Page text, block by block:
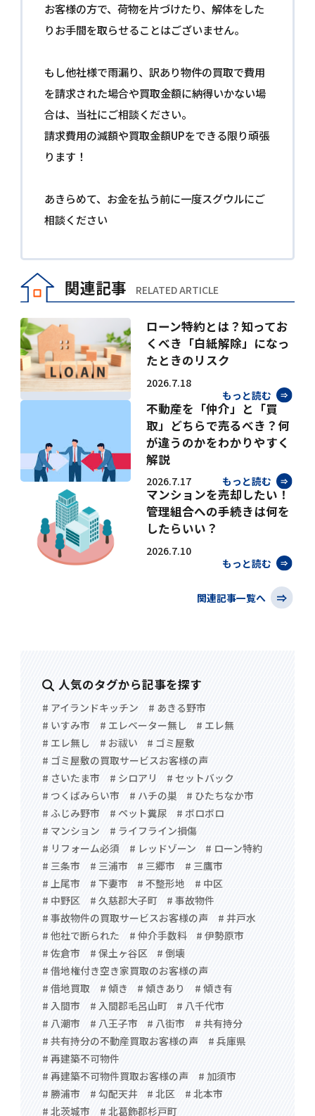
お客様の方で、荷物を片づけたり、解体をした
りお手間を取らせることはございません。
もし他社様で雨漏り、訳あり物件の買取で費用
を請求された場合や買取金額に納得いかない場
合は、当社にご相談ください。
請求費用の減額や買取金額UPをできる限り頑張
ります！
あきらめて、お金を払う前に一度スグウルにご
相談ください
関連記事 RELATED ARTICLE
ローン特約とは？知ってお
くべき「白紙解除」になっ
たときのリスク
2026.7.18
もっと読む
不動産を「仲介」と「買
取」どちらで売るべき？何
が違うのかをわかりやすく
解説
2026.7.17 もっと読む
マンションを売却したい！
管理組合への手続きは何を
したらいい？
2026.7.10
もっと読む
関連記事一覧へ
人気のタグから記事を探す
# アイランドキッチン
# あきる野市
# いすみ市
# エレベーター無し
# エレ無
# エレ無し
# お祓い
# ゴミ屋敷
# ゴミ屋敷の買取サービスお客様の声
# さいたま市
# シロアリ
# セットバック
# つくばみらい市
# ハチの巣
# ひたちなか市
# ふじみ野市
# ペット糞尿
# ボロボロ
# マンション
# ライフライン損傷
# リフォーム必須
# レッドゾーン
# ローン特約
# 三条市
# 三浦市 # 三郷市
# 三鷹市
# 上尾市
# 下妻市 # 不整形地
# 中区
# 中野区
# 久慈郡大子町
# 事故物件
# 事故物件の買取サービスお客様の声
# 井戸水
# 他社で断られた
# 仲介手数料
# 伊勢原市
# 佐倉市
# 保土ヶ谷区
# 倒壊
# 借地権付き空き家買取のお客様の声
# 借地買取
# 傾き # 傾きあり
# 傾き有
# 入間市
# 入間郡毛呂山町
# 八千代市
# 八潮市
# 八王子市 # 八街市
# 共有持分
# 共有持分の不動産買取お客様の声
# 兵庫県
# 再建築不可物件
# 再建築不可物件買取お客様の声
# 加須市
# 勝浦市
# 勾配天井 # 北区
# 北本市
# 北茨城市
# 北葛飾郡杉戸町